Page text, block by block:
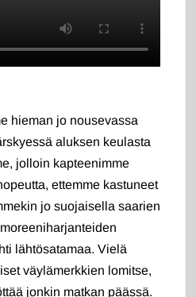
hieman jo nousevassa
aluksen keulasta
jolloin kapteenimme
ettemme kastuneet
jo suojaisella saarien
lähtösatamaa. Vielä
väylämerkkien lomitse,
jonkin matkan päässä.